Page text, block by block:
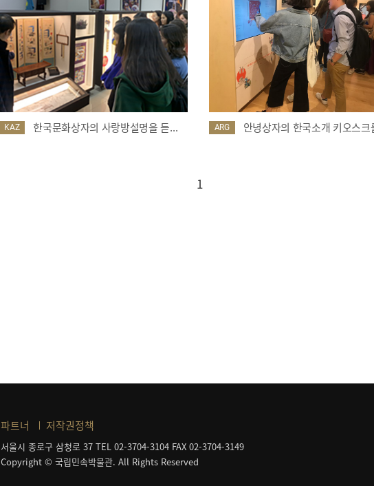
KAZ 한국문화상자의 사랑방설명을 듣... ARG 안녕상자의 한국소개 키오스크
1
파트너 저작권정책
서울시 종로구 삼청로 37 TEL 02-3704-3104 FAX 02-3704-3149
Copyright © 국립민속박물관. All Rights Reserved